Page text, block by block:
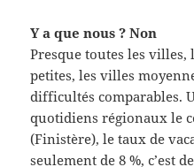
Y a que nous ? Non
Presque toutes les villes,
petites, les villes
difficultés comparables.
quotidiens régionaux le
(Finistère), le taux de
seulement de 8 %, c’est